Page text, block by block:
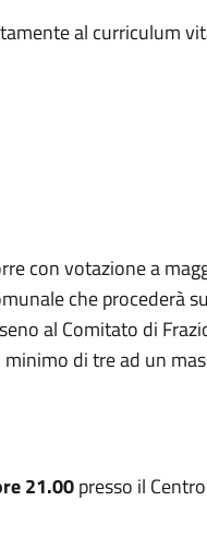
al curriculum
con votazione a
che procederà
al Comitato di
di tre ad un
21.00presso il